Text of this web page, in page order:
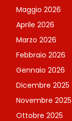
Maggio 2026
Aprile 2026
Marzo 2026
Febbraio 2026
Gennaio 2026
Dicembre 2025
Novembre 2025
Ottobre 2025